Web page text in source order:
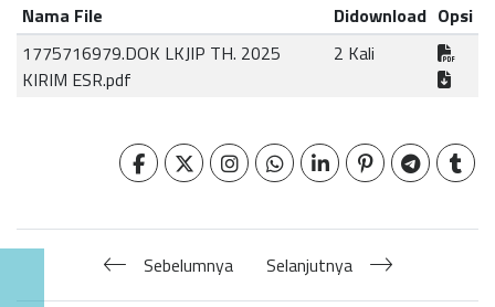
Nama File
Didownload Opsi
1775716979.DOK LKJIP TH. 2025
KIRIM ESR.pdf
2 Kali
Sebelumnya Selanjutnya